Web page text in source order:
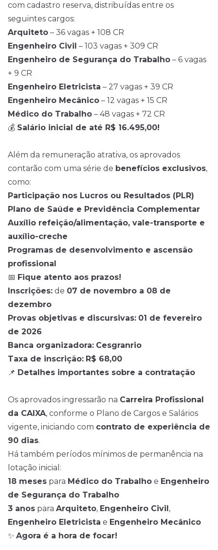
com cadastro reserva, distribuídas entre os
seguintes cargos:
Arquiteto – 36 vagas + 108 CR
Engenheiro Civil – 103 vagas + 309 CR
Engenheiro de Segurança do Trabalho – 6 vagas
+ 9 CR
Engenheiro Eletricista – 27 vagas + 39 CR
Engenheiro Mecânico – 12 vagas + 15 CR
Médico do Trabalho – 48 vagas + 72 CR
💰 Salário inicial de até R$ 16.495,00!
Além da remuneração atrativa, os aprovados
contarão com uma série de benefícios exclusivos,
como:
Participação nos Lucros ou Resultados (PLR)
Plano de Saúde e Previdência Complementar
Auxílio refeição/alimentação, vale-transporte e
auxílio-creche
Programas de desenvolvimento e ascensão
profissional
📅 Fique atento aos prazos!
Inscrições: de 07 de novembro a 08 de
dezembro
Provas objetivas e discursivas: 01 de fevereiro
de 2026
Banca organizadora: Cesgranrio
Taxa de inscrição: R$ 68,00
📌 Detalhes importantes sobre a contratação
Os aprovados ingressarão na Carreira Profissional
da CAIXA, conforme o Plano de Cargos e Salários
vigente, iniciando com contrato de experiência de
90 dias.
Há também períodos mínimos de permanência na
lotação inicial:
18 meses para Médico do Trabalho e Engenheiro
de Segurança do Trabalho
3 anos para Arquiteto, Engenheiro Civil,
Engenheiro Eletricista e Engenheiro Mecânico
✨ Agora é a hora de focar!